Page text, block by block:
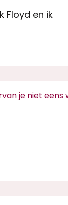
Floyd en ik
je niet eens